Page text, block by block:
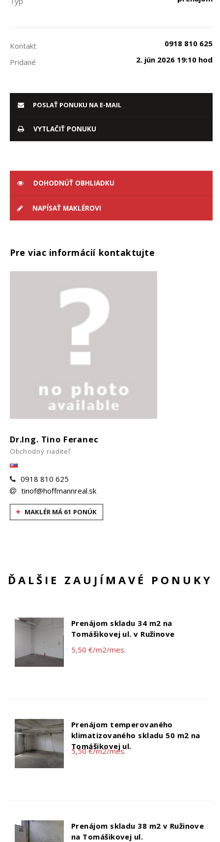
Kontakt
0918 810 625
Pridané
2. jún 2026 19:10 hod
POSLAŤ PONUKU NA E-MAIL
VYTLAČIŤ PONUKU
DOHODNÚŤ OBHLIADKU
NAPÍSAŤ MAKLÉROVI
Pre viac informácií kontaktujte
Dr.Ing. Tino Feranec
Obchodný riaditeľ
0918 810 625
tinof@hoffmannreal.sk
MAKLÉR MÁ 61 PONÚK
ĎALŠIE ZAUJÍMAVÉ PONUKY
Prenájom skladu 34 m2 na
Tomášikovej ul. v Ružinove
5,50 €/m2/mes.
Prenájom temperovaného
klimatizovaného skladu 50 m2 na
Tomášikovej ul.
5,50 €/m2/mes.
Prenájom skladu 38 m2 v Ružinove
na Tomášikovej ul.